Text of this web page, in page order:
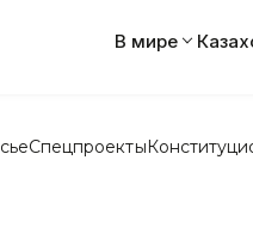
В мире
Спецпроекты